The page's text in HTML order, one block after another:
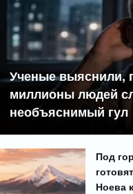
Ученые выяснили,
миллионы людей
необъяснимый гул
Под
Ноева